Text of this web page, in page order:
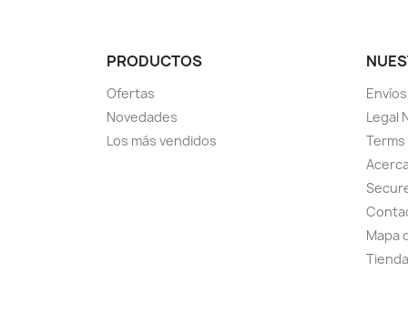
PRODUCTOS
Ofertas
Novedades
Los más vendidos
Envíos
Legal
Mapa